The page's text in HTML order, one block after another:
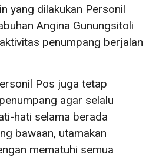
yang dilakukan Personil
Angina Gunungsitoli
penumpang berjalan
Pos juga tetap
agar selalu
hati selama berada
bawaan, utamakan
mematuhi semua